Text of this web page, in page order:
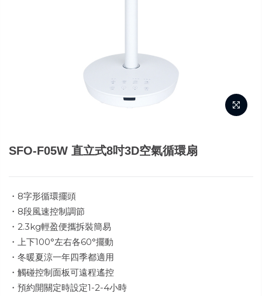
SFO-F05W 直立式8吋3D空氣循環扇
・8字形循環擺頭
・8段風速控制調節
・2.3kg輕盈便攜拆裝簡易
・上下100°左右各60°擺動
・冬暖夏涼一年四季都適用
・觸碰控制面板可遠程遙控
・預約開關定時設定1-2-4小時